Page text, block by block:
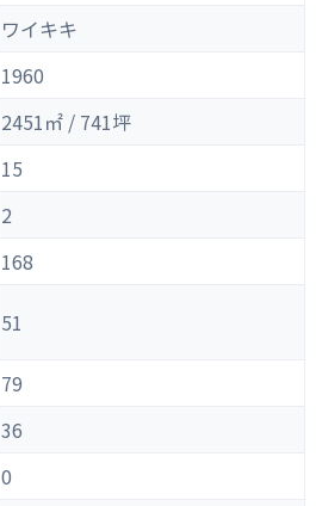
ワイキキ
1960
2451㎡ / 741坪
15
2
168
51
79
36
0